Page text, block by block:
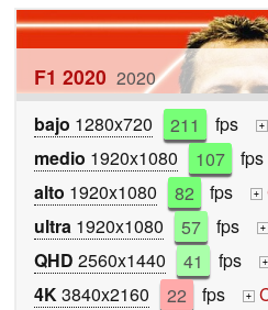
F1 2020 2020
bajo 1280x720 211 fps +
medio 1920x1080 107 fps
alto 1920x1080 82 fps +
ultra 1920x1080 57 fps +
QHD 2560x1440 41 fps +
4K3840x2160 22 fps +